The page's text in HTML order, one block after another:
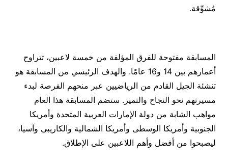
مُشوِّقة.
المسابقة مفتوحة للفرق المؤلفة من خمسة لاعبين، تتراوح
أعمارهم بين 14 و16 عامًا. والهدف الرئيسي من المسابقة هو
تنشئة الجيل القادم من الرياضيين عبر منحهم الفرصة لبدء
مسيرتهم نحو النجاح والتميز. ستضم المسابقة هذا العام
مواهب الشابة من دولة الإمارات العربية المتحدة وأمريكا
الجنوبية وأمريكا الوسطى وأمريكا الشمالية والكاريبي وآسيا،
ليصبحوا من أفضل وأهم اللاعبين على الإطلاق.